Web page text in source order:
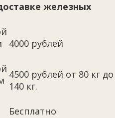
железных
4000 рублей
4500 рублей от 80 кг до
140 кг.
Бесплатно